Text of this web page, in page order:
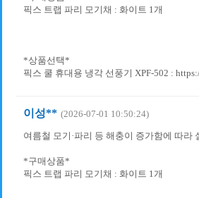
픽스 트랩 파리 모기채 : 화이트​ 1개
*상품선택*
픽스 쿨 휴대용 냉각 선풍기 XPF-502 :
이성** (2026-07-01 10:50:24)
여름철 모기·파리 등 해충이 증가함에 따
*구매상품*
픽스 트랩 파리 모기채 : 화이트​ 1개